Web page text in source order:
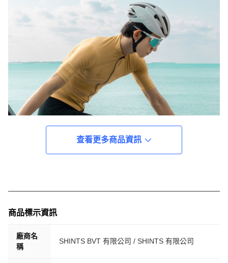
查看更多商品資訊
商品標示資訊
廠商名
稱
SHINTS BVT 有限公司 / SHINTS 有限公司